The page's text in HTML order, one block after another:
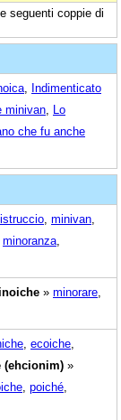
seguenti coppie di
Indimenticato
minivan
Lo
che fu anche
minivan
minoranza
» minorare
ecoiche
(ehcionim) »
poiché